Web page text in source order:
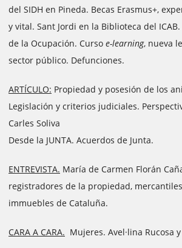
del SIDH en Pineda. Becas Erasmus+,
y vital. Sant Jordi en la Biblioteca del
de la Ocupación. Curso e-learning, nueva
sector público. Defunciones.
ARTÍCULO: Propiedad y posesión de los
Legislación y criterios judiciales.
Carles Soliva
Desde la JUNTA. Acuerdos de Junta.
ENTREVISTA. María de Carmen Florán
registradores de la propiedad,
immuebles de Cataluña.
CARA A CARA. Mujeres. Avel·lina Rucosa